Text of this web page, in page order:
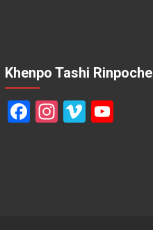
Khenpo Tashi Rinpoche
F In Vi Y